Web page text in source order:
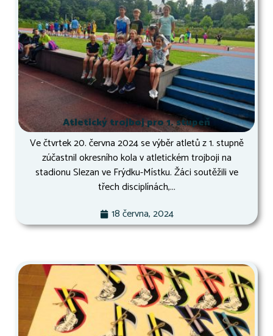
Atletický trojboj pro 1. stupeň
Ve čtvrtek 20. června 2024 se výběr atletů z 1. stupně
zúčastnil okresního kola v atletickém trojboji na
stadionu Slezan ve Frýdku-Místku. Žáci soutěžili ve
třech disciplínách,...
18 června, 2024